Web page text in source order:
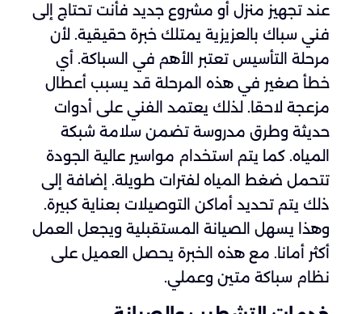
عند تجهيز منزل أو مشروع جديد فأنت تحتاج إلى
فني سباك بالعزيزية يمتلك خبرة حقيقية. لأن
مرحلة التأسيس تعتبر الأهم في السباكة. أي
خطأ صغير في هذه المرحلة قد يسبب أعطال
مزعجة لاحقا. لذلك يعتمد الفني على أدوات
حديثة وطرق مدروسة تضمن سلامة شبكة
المياه. كما يتم استخدام مواسير عالية الجودة
تتحمل ضغط المياه لفترات طويلة. إضافة إلى
ذلك يتم تحديد أماكن التوصيلات بعناية كبيرة.
وهذا يسهل الصيانة المستقبلية ويجعل العمل
أكثر أمانا. مع هذه الخبرة يحصل العميل على
نظام سباكة متين وعملي.